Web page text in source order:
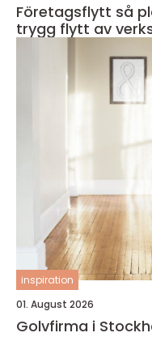
Företagsflytt så planerar du en smidig och
trygg flytt av
inspiration
01. August 2026
Golvfirma i